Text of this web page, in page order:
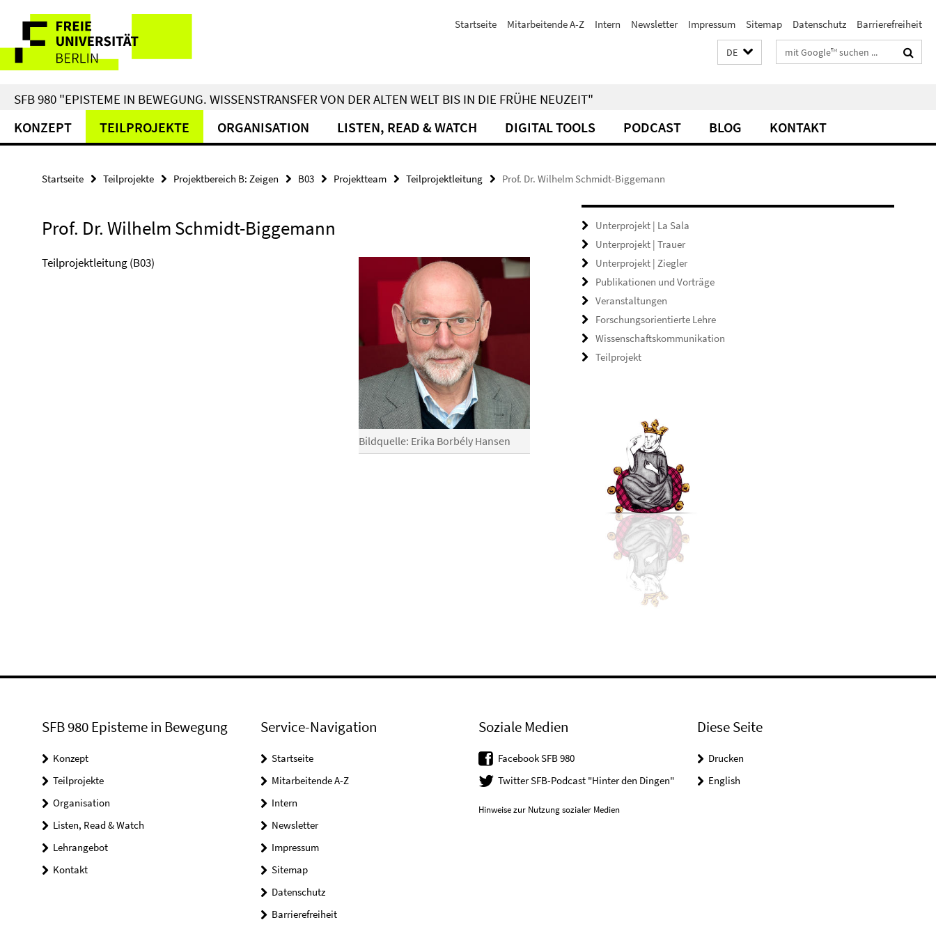
direkt
Inhalt
Service-
Navigation
Startseite Mitarbeitende A-Z Intern Newsletter Impressum Sitemap Datenschutz Barrierefreiheit
DE Suchbegriffe
SFB 980 "EPISTEME IN BEWEGUNG. WISSENSTRANSFER VON DER ALTEN WELT BIS IN DIE FRÜHE NEUZEIT"
KONZEPT TEILPROJEKTE ORGANISATION LISTEN, READ & WATCH DIGITAL TOOLS PODCAST BLOG KONTAKT
Startseite Teilprojekte Projektbereich B: Zeigen B03 Projektteam Teilprojektleitung Prof. Dr. Wilhelm Schmidt-Biggemann
Prof. Dr. Wilhelm Schmidt-Biggemann
Bildquelle: Erika Borbély Hansen
Teilprojektleitung (B03)
Unterprojekt | La Sala
Unterprojekt | Trauer
Unterprojekt | Ziegler
Publikationen und Vorträge
Veranstaltungen
Forschungsorientierte Lehre
Wissenschaftskommunikation
Teilprojekt
SFB 980 Episteme in Bewegung
Konzept
Teilprojekte
Organisation
Listen, Read & Watch
Lehrangebot
Kontakt
Service-Navigation
Startseite
Mitarbeitende A-Z
Intern
Newsletter
Impressum
Sitemap
Datenschutz
Barrierefreiheit
Soziale Medien
Facebook SFB 980
Twitter SFB-Podcast "Hinter den Dingen"
Hinweise zur Nutzung sozialer Medien
Diese Seite
Drucken
English